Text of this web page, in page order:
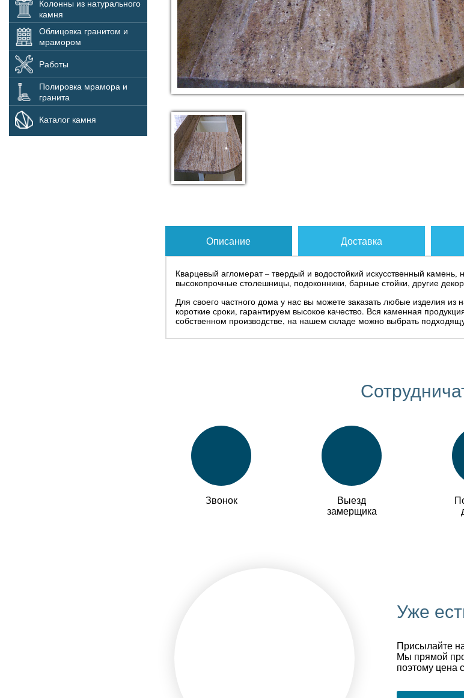
Колонны из натурального
камня
Облицовка гранитом и
мрамором
Работы
Полировка мрамора и
гранита
Каталог камня
Описание Доставка
Кварцевый агломерат – твердый и водостойкий искусственный камень,
высокопрочные столешницы, подоконники, барные стойки, другие
Для своего частного дома у нас вы можете заказать любые изделия
короткие сроки, гарантируем высокое качество. Вся каменная
собственном производстве, на нашем складе можно выбрать
Звонок
Выезд
замерщика
Уже
Присылайте
Мы прямой
поэтому цена